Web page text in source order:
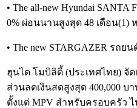
• The all-new Hyundai
0% ผ่อนนานสูงสุด 48 เดือน(1)
• The new STARGAZER ร
ฮุนได โมบิลิตี้ (ประเทศไทย) จั
ส่วนลดเงินสดสูงสุด 400,000
ตั้งแต่ MPV สำหรับครอบครัว